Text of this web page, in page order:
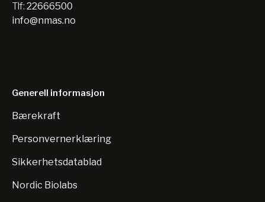
Tlf: 22666500
info@nmas.no
Generell informasjon
Bærekraft
Personvernerklæring
Sikkerhetsdatablad
Nordic Biolabs